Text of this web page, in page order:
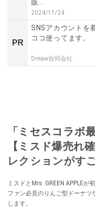
販...
2024/11/24
PR
SNSアカウントを
ココ使ってます。
Dreaw合同会社
「ミセスコラボ
【ミスド爆売れ
レクションがす
ミスドとMrs. GREEN APPLEが
ファン必見のりんご型ドーナ
します。